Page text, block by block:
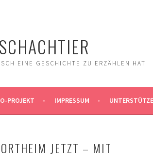
SCHACHTIER
EINE GESCHICHTE ZU ERZÄHLEN HAT
PROJEKT IMPRESSUM
JETZT – MIT